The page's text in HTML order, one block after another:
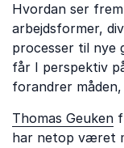
Hvordan ser
arbejdsformer,
processer til nye
får I perspektiv
forandrer
Thomas Geuken
har netop været